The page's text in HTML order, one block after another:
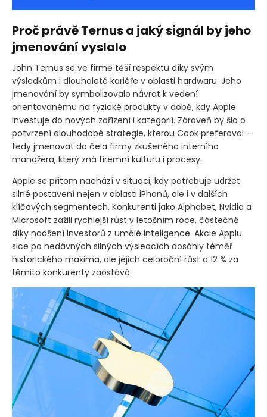
Proč právě Ternus a jaký signál by jeho
jmenování vyslalo
John Ternus se ve firmě těší respektu díky svým
výsledkům i dlouholeté kariéře v oblasti hardwaru. Jeho
jmenování by symbolizovalo návrat k vedení
orientovanému na fyzické produkty v době, kdy Apple
investuje do nových zařízení i kategorií. Zároveň by šlo o
potvrzení dlouhodobé strategie, kterou Cook preferoval –
tedy jmenovat do čela firmy zkušeného interního
manažera, který zná firemní kulturu i procesy.
Apple se přitom nachází v situaci, kdy potřebuje udržet
silné postavení nejen v oblasti iPhonů, ale i v dalších
klíčových segmentech. Konkurenti jako Alphabet, Nvidia a
Microsoft zažili rychlejší růst v letošním roce, částečně
díky nadšení investorů z umělé inteligence. Akcie Applu
sice po nedávných silných výsledcích dosáhly téměř
historického maxima, ale jejich celoroční růst o 12 % za
těmito konkurenty zaostává.